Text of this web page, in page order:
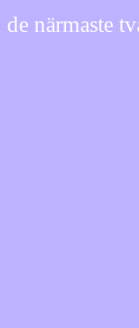
närmaste